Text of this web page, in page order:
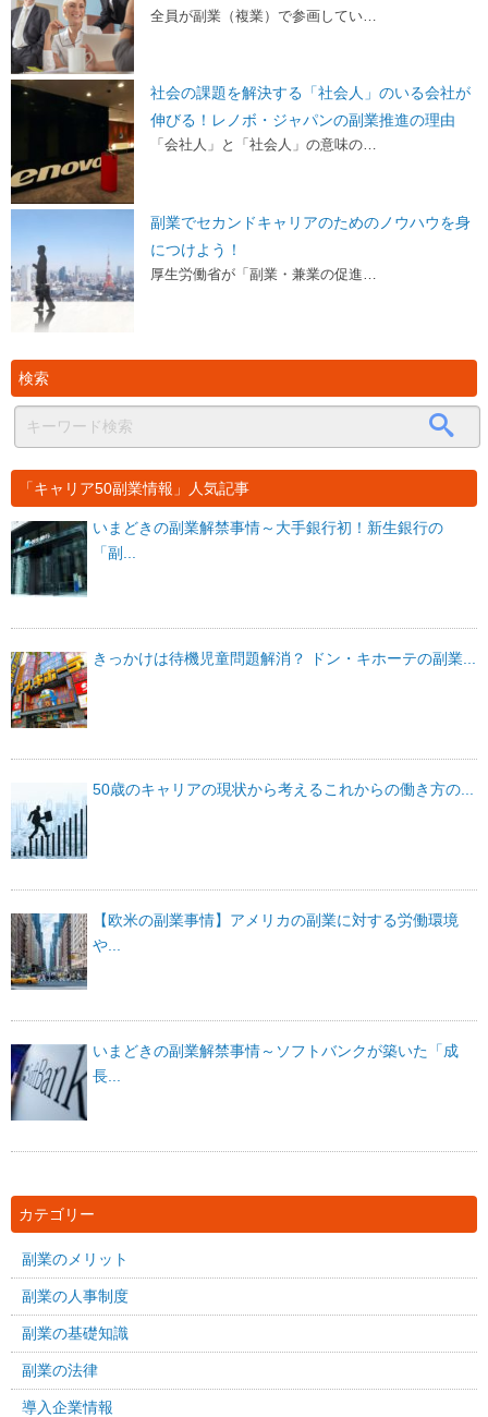
全員が副業（複業）で参画してい…
社会の課題を解決する「社会人」のいる会社が
伸びる！レノボ・ジャパンの副業推進の理由
「会社人」と「社会人」の意味の…
副業でセカンドキャリアのためのノウハウを身
につけよう！
厚生労働省が「副業・兼業の促進…
検索
「キャリア50副業情報」人気記事
いまどきの副業解禁事情～大手銀行初！新生銀行の
「副...
きっかけは待機児童問題解消？ ドン・キホーテの副業...
50歳のキャリアの現状から考えるこれからの働き方の...
【欧米の副業事情】アメリカの副業に対する労働環境
や...
いまどきの副業解禁事情～ソフトバンクが築いた「成
長...
カテゴリー
副業のメリット
副業の人事制度
副業の基礎知識
副業の法律
導入企業情報